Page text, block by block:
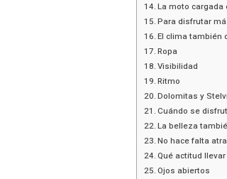
La moto cargada
Para disfrutar
El clima también
Ropa
Visibilidad
Ritmo
Dolomitas y
Cuándo se
La belleza
No hace falta
Qué actitud
Ojos abiertos